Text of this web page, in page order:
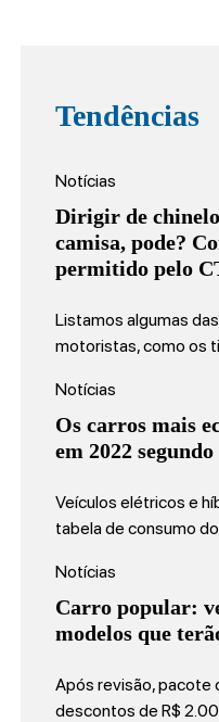
Tendências
Notícias
Dirigir de
camisa, pode?
permitido pelo
Listamos algumas
motoristas, como os
Notícias
Os carros mais
em 2022
Veículos elétricos e
tabela de consumo
Notícias
Carro popular:
modelos que
Após revisão, pacote
descontos de R$